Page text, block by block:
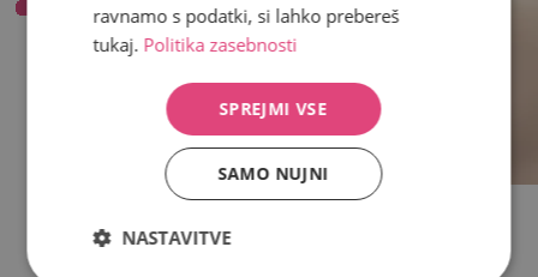
Vse v kategoriji Nakit
Zapestnice
ravnamo s podatki, si lahko prebereš
tukaj. Politika zasebnosti
SPREJMI VSE
SAMO NUJNI
NASTAVITVE